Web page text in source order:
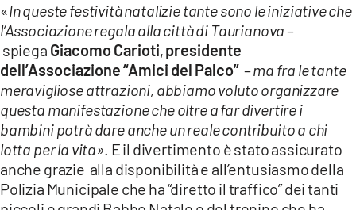
CATANZAROCHANNEL.IT
LACAPITALENEWS.IT
App
ANDROID
APPLE
«In queste festività natalizie tante sono le iniziative che
l’Associazione regala alla città di Taurianova–
spiega Giacomo Carioti,presidente
dell’Associazione“Amici del Palco”–ma fra le tante
meravigliose attrazioni, abbiamo voluto organizzare
questa manifestazione che oltre a far divertire i
bambini potrà dare anche un reale contribuito a chi
lotta per la vita». E il divertimento è stato assicurato
anche grazie alla disponibilità e all’entusiasmo della
Polizia Municipale che ha “diretto il traffico” dei tanti